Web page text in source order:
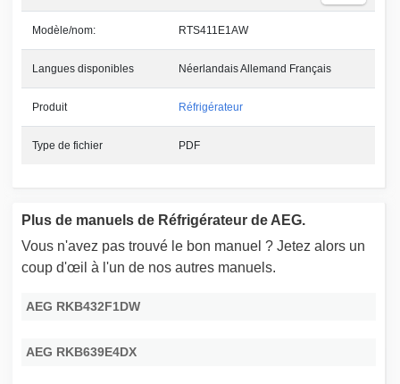
Modèle/nom: RTS411E1AW
Langues disponibles Néerlandais Allemand Français
Produit Réfrigérateur
Type de fichier PDF
Plus de manuels de Réfrigérateur de AEG.
Vous n'avez pas trouvé le bon manuel ? Jetez alors un
coup d'œil à l'un de nos autres manuels.
AEG RKB432F1DW
AEG RKB639E4DX